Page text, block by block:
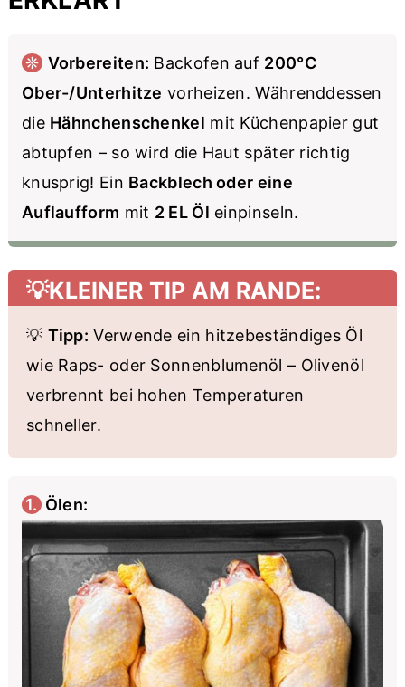
Vorbereiten: Backofen auf 200°C
Ober-/Unterhitze vorheizen. Währenddessen
die Hähnchenschenkel mit Küchenpapier gut
abtupfen – so wird die Haut später richtig
knusprig! Ein Backblech oder eine
Auflaufform mit 2 EL Öl einpinseln.
💡 Tipp: Verwende ein hitzebeständiges Öl
wie Raps- oder Sonnenblumenöl – Olivenöl
verbrennt bei hohen Temperaturen
schneller.
1. Ölen: